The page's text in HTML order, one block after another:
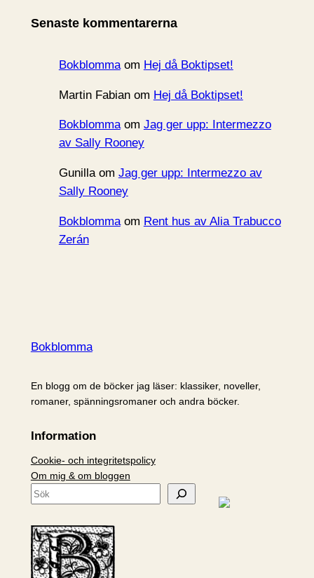
v
Senaste kommentarerna
Bokblommaom Hej då Boktipset!
Martin Fabianom Hej då Boktipset!
Bokblommaom Jag ger upp: Intermezzo
av Sally Rooney
Gunillaom Jag ger upp: Intermezzo av
Sally Rooney
Bokblommaom Rent hus av Alia Trabucco
Zerán
Bokblomma
En blogg om de böcker jag läser: klassiker, noveller,
romaner, spänningsromaner och andra böcker.
Information
Cookie- och integritetspolicy
Om mig & om bloggen
S
k